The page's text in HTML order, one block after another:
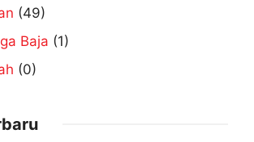
(49)
Baja (1)
(0)